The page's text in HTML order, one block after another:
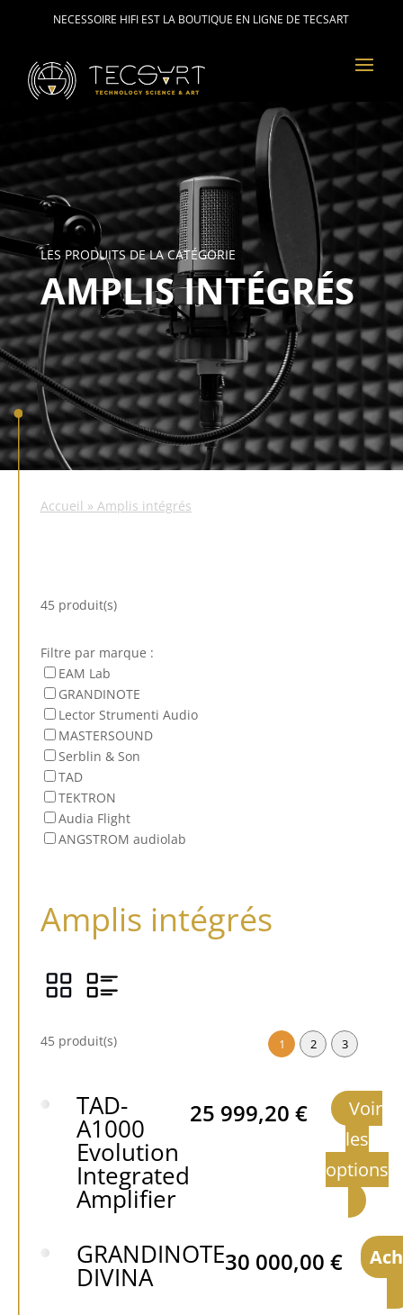
NECESSOIRE HIFI EST LA BOUTIQUE EN LIGNE DE TECSART
LES PRODUITS DE LA CATÉGORIE
AMPLIS INTÉGRÉS
Accueil » Amplis intégrés
45 produit(s)
Filtre par marque :
EAM Lab
GRANDINOTE
Lector Strumenti Audio
MASTERSOUND
Serblin & Son
TAD
TEKTRON
Audia Flight
ANGSTROM audiolab
Amplis intégrés
45 produit(s) 1 2 3
TAD-
A1000
Evolution
Integrated
Amplifier
25 999,20 €
Voir
les
options
GRANDINOTE
DIVINA 30 000,00 €